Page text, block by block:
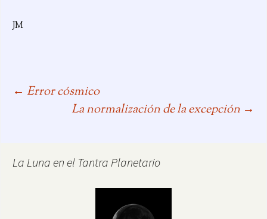
JM
Navegación
entradas
← Error cósmico
La normalización de la excepción →
La Luna en el Tantra Planetario